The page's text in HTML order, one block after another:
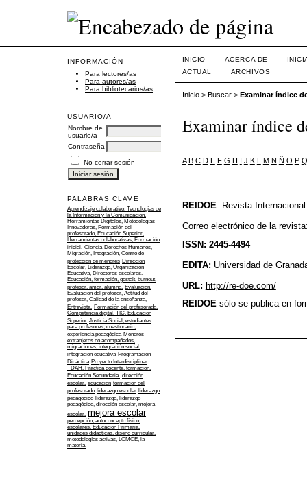
INFORMACIÓN
Para lectores/as
Para autores/as
Para bibliotecarios/as
USUARIO/A
Nombre de
usuario/a
Contraseña
No cerrar sesión
PALABRAS CLAVE
Aprendizaje colaborativo, Tecnologías de
la Información y la Comunicación,
Herramientas Digitales, Metodologías
Innovadoras, Formación del
profesorado, Educación Superior,
Herramientas colaborativas, Formación
inicial. Ciencia Derechos Humanos,
Migración, Integración, Centro de
protección de menores Dirección
Escolar, Liderazgo, Organización
Educativa, Directores escolares.
Educación, formación, gestalt, burnout,
profesor, amor, alumno. Evaluación,
Evaluación del profesor, Actitud del
profesor, Calidad de la enseñanza,
Entrevista. Formación del profesorado,
Competencia digital, TIC, Educación
Superior Justicia Social, estudiantes
para profesores, cuestionario,
experiencia pedagógica Menores
extranjeros no acompañados,
migraciones, integración social,
integración educativa Programación
Didáctica Proyecto Interdisciplinar
TDAH, Práctica docente, formación,
Educación Secundaria. dirección
escolar. educación formación del
profesorado liderazgo escolar liderazgo
pedagógico liderazgo, liderazgo
pedagógico, dirección escolar, mejora
escolar. mejora escolar
percepción, autoconcepto físico,
escolares, Educación Primaria.
unidades didácticas, diseño curricular,
metodologías activas, LOMCE, la
materia.
INICIO ACERCA DE
ACTUAL
ARCHIVOS
Inicio> Buscar> Examinar índice
Examinar índice
A B C D E F G H I J K L M N Ñ O P Q
REIDOE. Revista
Correo electrónico de la
ISSN: 2445-4494
EDITA: Universidad de
URL: http://re-doe.com/
REIDOE sólo se publica en